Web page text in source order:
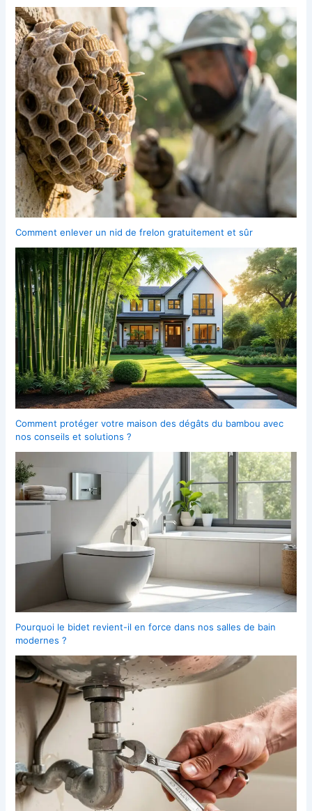
Comment enlever un nid de frelon gratuitement et sûr
Comment protéger votre maison des dégâts du bambou avec
nos conseils et solutions ?
Pourquoi le bidet revient-il en force dans nos salles de bain
modernes ?